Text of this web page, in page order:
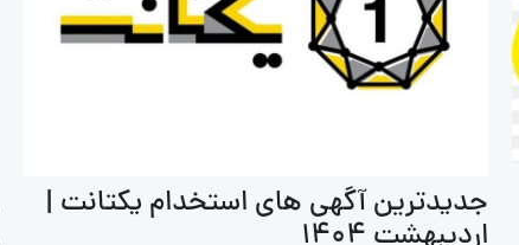
جدیدترین آگهی های استخدام یکتانت |